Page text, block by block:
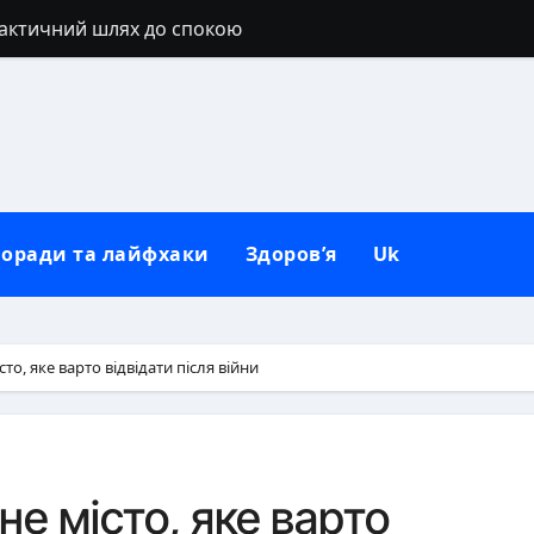
шлях до спокою
глибинні причини та як зрозуміти його
повний гід
в домашніх умовах для рясного цвітіння
натуральних вій без ін’єкцій
точні цифри й фактори
та лайфхаки Здоров’я Uk
яке варто відвідати після війни
місто, яке варто